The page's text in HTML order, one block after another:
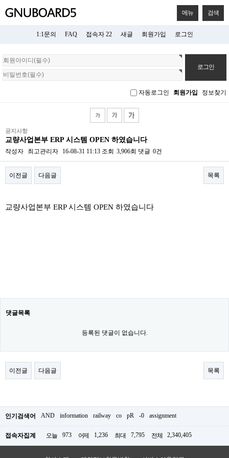
메뉴 검색
1:1문의 FAQ 접속자 22 새글 회원가입 로그인
회
원
로
자동로그인 회원가입 정보찾기
공지사항
교량사업본부 ERP 시스템 OPEN 하였습니다
작성자 최고관리자 16-08-31 11:13 조회 3,906회 댓글 0건
이전글 다음글 목록
교량사업본부 ERP 시스템 OPEN 하였습니다
댓글목록
등록된 댓글이 없습니다.
이전글 다음글 목록
인기검색어 AND information railway co pR -0 assignment
접속자집계 오늘 973 어제 1,236 최대 7,795 전체 2,340,405